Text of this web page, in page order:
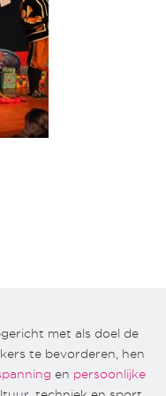
met als doel de
te bevorderen, hen
en persoonlijke